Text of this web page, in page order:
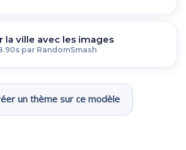
la ville avec les images
par RandomSmash
un thème sur ce modèle